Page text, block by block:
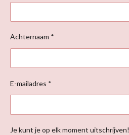
Achternaam *
E-mailadres *
Je kunt je op elk moment uitschrijven!